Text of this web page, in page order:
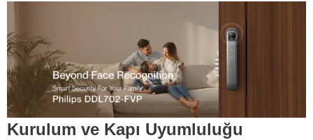
Kurulum ve Kapı Uyumluluğu